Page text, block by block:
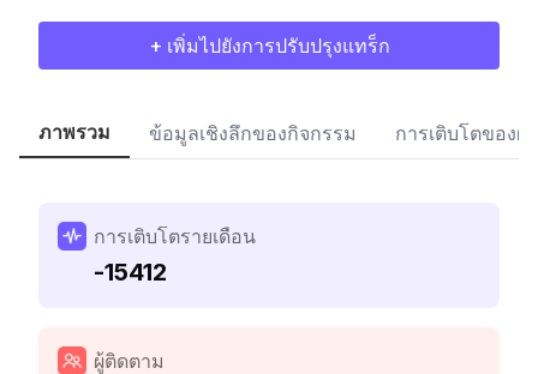
+ เพิ่มไปยังการปรับปรุงแทร็ก
ภาพรวม ข้อมูลเชิงลึกของกิจกรรม การเติบโตของผู้
การเติบโตรายเดือน
-15412
ผู้ติดตาม